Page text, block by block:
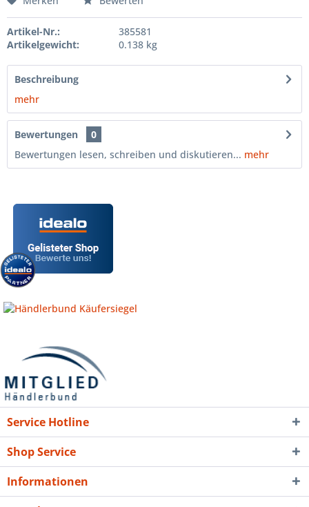
Artikel-Nr.:
385581
Artikelgewicht:
0.138 kg
Beschreibung
mehr
Bewertungen
0
Bewertungen lesen, schreiben und diskutieren... mehr
Service Hotline
Shop Service
Informationen